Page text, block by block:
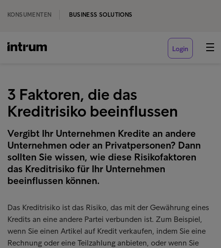
KONSUMENTEN BUSINESS SOLUTIONS
Login
3 Faktoren, die das
Kreditrisiko beeinflussen
Vergibt Ihr Unternehmen Kredite an andere
Unternehmen oder an Privatpersonen? Dann
sollten Sie wissen, wie diese Risikofaktoren
das Kreditrisiko für Ihr Unternehmen
beeinflussen können.
Das Kreditrisiko ist das Risiko, das mit der Gewährung eines
Kredits an eine andere Partei verbunden ist. Zum Beispiel,
wenn Sie einen Artikel auf Kredit verkaufen, indem Sie eine
Rechnung oder eine Teilzahlung anbieten, oder wenn Sie